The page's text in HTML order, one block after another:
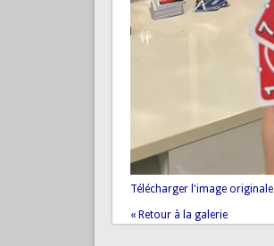
Télécharger l'image originale
« Retour à la galerie